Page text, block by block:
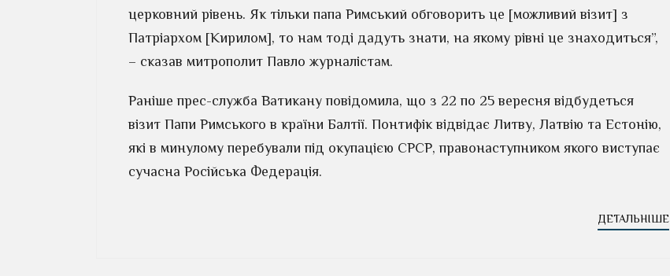
церковний рівень. Як тільки папа Римський обговорить це [можливий візит] з
Патріархом [Кирилом], то нам тоді дадуть знати, на якому рівні це знаходиться”,
– сказав митрополит Павло журналістам.
Раніше прес-служба Ватикану повідомила, що з 22 по 25 вересня відбудеться
візит Папи Римського в країни Балтії. Понтифік відвідає Литву, Латвію та Естонію,
які в минулому перебували під окупацією СРСР, правонаступником якого виступає
сучасна Російська Федерація.
ДЕТАЛЬНІШЕ